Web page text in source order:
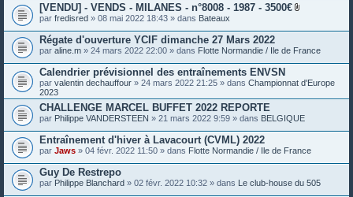
e
s
[VENDU] - VENDS - MILANES - n°8008 - 1987 - 3500€
è
e
s
o
n
e
s
par fredisred » 08 mai 2022 18:43 » dans Bateaux
Régate d'ouverture YCIF dimanche 27 Mars 2022
par aline.m » 24 mars 2022 22:00 » dans Flotte Normandie / Ile de France
Calendrier prévisionnel des entraînements ENVSN
par valentin dechauffour » 24 mars 2022 21:25 » dans Championnat d'Europe
2023
CHALLENGE MARCEL BUFFET 2022 REPORTE
par Philippe VANDERSTEEN » 21 mars 2022 9:59 » dans BELGIQUE
Entraînement d'hiver à Lavacourt (CVML) 2022
par Jaws » 04 févr. 2022 11:50 » dans Flotte Normandie / Ile de France
Guy De Restrepo
par Philippe Blanchard » 02 févr. 2022 10:32 » dans Le club-house du 505